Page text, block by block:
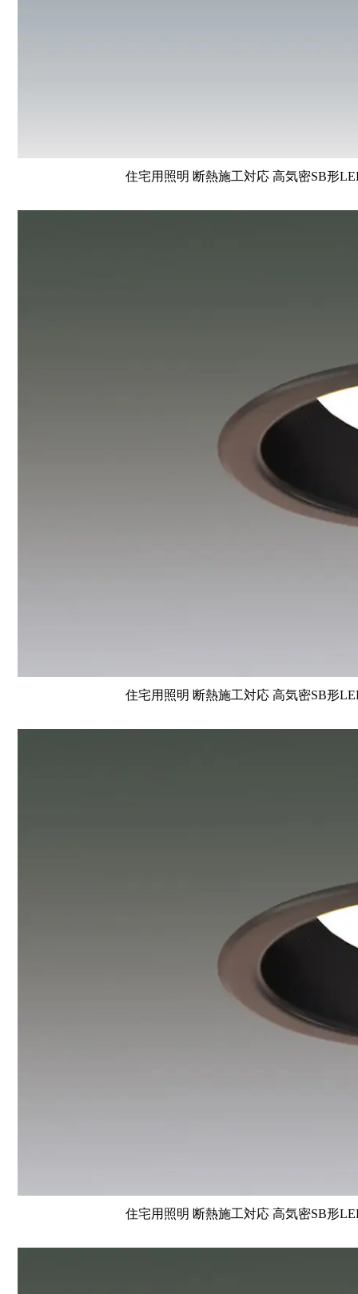
住宅用照明 断熱施工対応 高気密SB形
住宅用照明 断熱施工対応 高気密SB形
住宅用照明 断熱施工対応 高気密SB形